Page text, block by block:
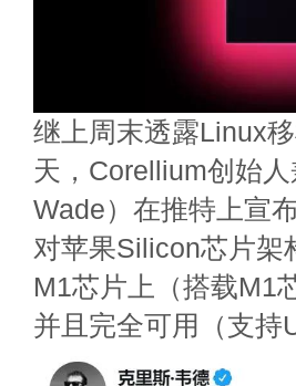
继上周末透露Linux
天，Corellium创始
Wade）在推特上宣
对苹果Silicon芯片架
M1芯片上（搭载M1
并且完全可用（支持